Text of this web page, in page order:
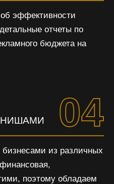
эффективности
отчеты по
бюджета на
НИШАМИ 04
из различных
поэтому обладаем